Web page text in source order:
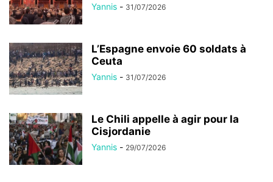
Yannis - 31/07/2026
L’Espagne envoie 60 soldats à
Ceuta
Yannis - 31/07/2026
Le Chili appelle à agir pour la
Cisjordanie
Yannis - 29/07/2026